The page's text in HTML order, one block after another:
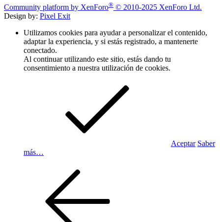
Community platform by XenForo® © 2010-2025 XenForo Ltd.
Design by: Pixel Exit
Utilizamos cookies para ayudar a personalizar el contenido,
adaptar la experiencia, y si estás registrado, a mantenerte
conectado.
Al continuar utilizando este sitio, estás dando tu
consentimiento a nuestra utilización de cookies.
Aceptar Saber
más…